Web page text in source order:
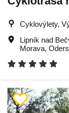
Cyklovýlety,
Lipník nad
Morava,